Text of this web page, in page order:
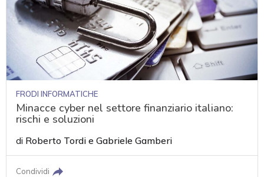
FRODI INFORMATICHE
Minacce cyber nel settore finanziario italiano:
rischi e soluzioni
di Roberto Tordi eGabriele Gamberi
Condividi